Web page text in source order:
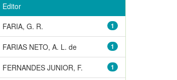
Editor
1
FARIA, G. R.
1
FARIAS NETO, A. L. de
1
FERNANDES JUNIOR, F.